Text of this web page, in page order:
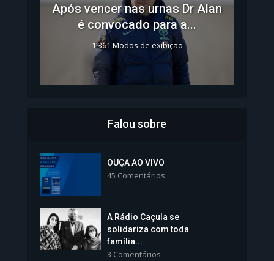
Após vencer nas urnas Dr Alan
é convocado para a...
1.361 Modos de exibição
Colégios da Polícia...
Falou sobre
OUÇA AO VIVO
45 Comentários
A Rádio Caçula se
solidariza com toda
família...
3 Comentários